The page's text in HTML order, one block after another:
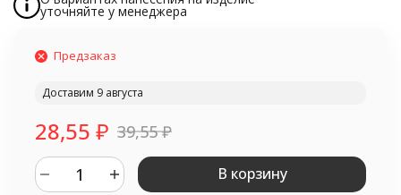
уточняйте у менеджера
Предзаказ
Доставим 9 августа
28,55 ₽ 39,55₽
В корзину